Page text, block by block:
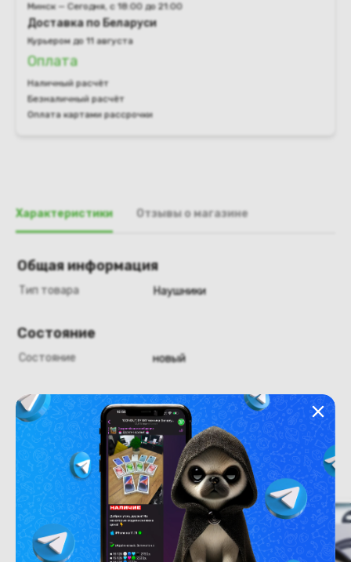
Минск — Сегодня, с 18:00 до 21:00
Доставка по Беларуси
Курьером до 11 августа
Оплата
Наличный расчёт
Безналичный расчёт
Оплата картами рассрочки
Характеристики Отзывы о магазине
Общая информация
Тип товара Наушники
Состояние
Состояние новый
Похожие товары